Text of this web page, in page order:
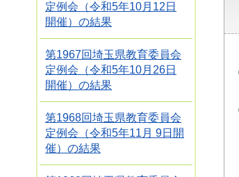
定例会（令和5年10月12日
開催）の結果
第1967回埼玉県教育委員会
定例会（令和5年10月26日
開催）の結果
第1968回埼玉県教育委員会
定例会（令和5年11月 9日開
催）の結果